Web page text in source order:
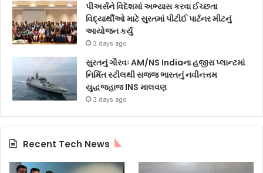
પીઅર્સને વિદેશમાં અભ્યાસ કરવા ઈચ્છતા
વિદ્યાર્થીઓ માટે સુરતમાં પીટીઈ પાર્ટનર મીટનું
આયોજન કર્યું
3 days ago
સુરતનું ગૌરવઃ AM/NS Indiaના હજીરા પ્લાન્ટમાં
નિર્મિત સ્ટીલથી સજ્જ ભારતનું નવીનત્તમ
યુદ્ધજહાજ INS માલવણ
3 days ago
Recent Tech News